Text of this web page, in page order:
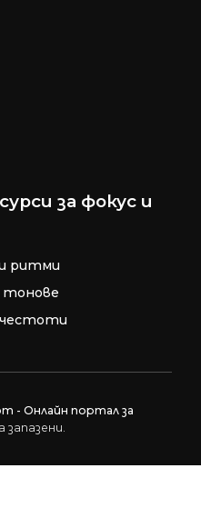
за фокус и
ритми
тонове
честоти
- Онлайн портал за
запазени.